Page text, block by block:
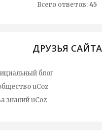
Всего ответов:45
ДРУЗЬЯ САЙТА
блог
uCoz
знаний uCoz